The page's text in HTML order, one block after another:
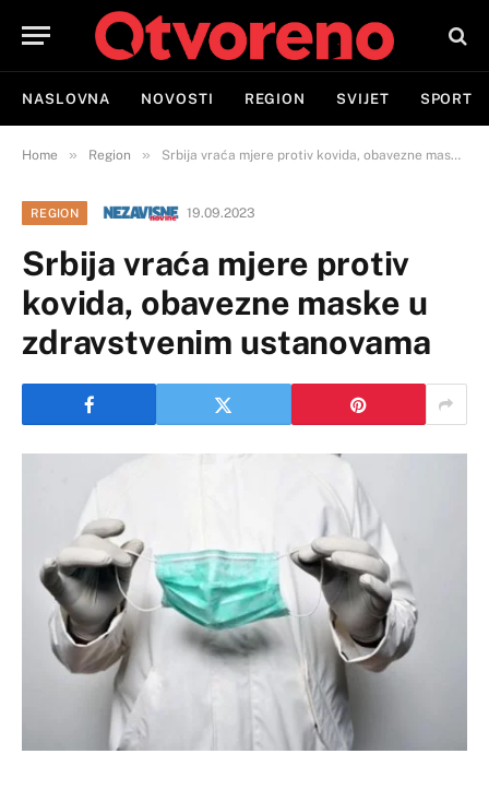
NASLOVNA NOVOSTI REGION SVIJET SPORT
Home » Region » Srbija vraća mjere protiv kovida, obavezne maske u zdravstvenim ustanovama
REGION 19.09.2023
Srbija vraća mjere protiv
kovida, obavezne maske u
zdravstvenim ustanovama